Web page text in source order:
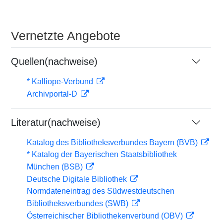
Vernetzte Angebote
Quellen(nachweise)
* Kalliope-Verbund
Archivportal-D
Literatur(nachweise)
Katalog des Bibliotheksverbundes Bayern (BVB)
* Katalog der Bayerischen Staatsbibliothek
München (BSB)
Deutsche Digitale Bibliothek
Normdateneintrag des Südwestdeutschen
Bibliotheksverbundes (SWB)
Österreichischer Bibliothekenverbund (OBV)